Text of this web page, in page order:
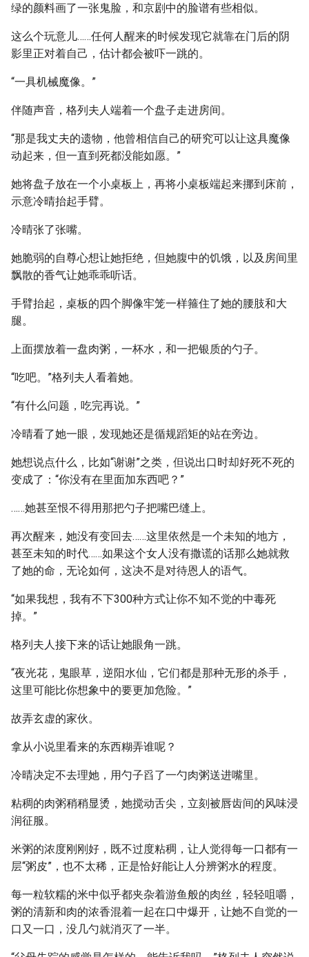
绿的颜料画了一张鬼脸，和京剧中的脸谱有些相似。
这么个玩意儿……任何人醒来的时候发现它就靠在门后的阴
影里正对着自己，估计都会被吓一跳的。
“一具机械魔像。”
伴随声音，格列夫人端着一个盘子走进房间。
“那是我丈夫的遗物，他曾相信自己的研究可以让这具魔像
动起来，但一直到死都没能如愿。”
她将盘子放在一个小桌板上，再将小桌板端起来挪到床前，
示意冷晴抬起手臂。
冷晴张了张嘴。
她脆弱的自尊心想让她拒绝，但她腹中的饥饿，以及房间里
飘散的香气让她乖乖听话。
手臂抬起，桌板的四个脚像牢笼一样箍住了她的腰肢和大
腿。
上面摆放着一盘肉粥，一杯水，和一把银质的勺子。
“吃吧。”格列夫人看着她。
“有什么问题，吃完再说。”
冷晴看了她一眼，发现她还是循规蹈矩的站在旁边。
她想说点什么，比如“谢谢”之类，但说出口时却好死不死的
变成了：“你没有在里面加东西吧？”
……她甚至恨不得用那把勺子把嘴巴缝上。
再次醒来，她没有变回去……这里依然是一个未知的地方，
甚至未知的时代……如果这个女人没有撒谎的话那么她就救
了她的命，无论如何，这决不是对待恩人的语气。
“如果我想，我有不下300种方式让你不知不觉的中毒死
掉。”
格列夫人接下来的话让她眼角一跳。
“夜光花，鬼眼草，逆阳水仙，它们都是那种无形的杀手，
这里可能比你想象中的要更加危险。”
故弄玄虚的家伙。
拿从小说里看来的东西糊弄谁呢？
冷晴决定不去理她，用勺子舀了一勺肉粥送进嘴里。
粘稠的肉粥稍稍显烫，她搅动舌尖，立刻被唇齿间的风味浸
润征服。
米粥的浓度刚刚好，既不过度粘稠，让人觉得每一口都有一
层“粥皮”，也不太稀，正是恰好能让人分辨粥水的程度。
每一粒软糯的米中似乎都夹杂着游鱼般的肉丝，轻轻咀嚼，
粥的清新和肉的浓香混着一起在口中爆开，让她不自觉的一
口又一口，没几勺就消灭了一半。